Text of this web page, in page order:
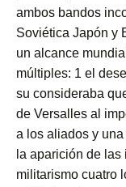
ambos bandos
Soviética Japón y
un alcance
múltiples: 1 el
su consideraba
de Versalles al
a los aliados y
la aparición de
militarismo cuatro